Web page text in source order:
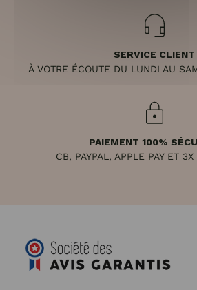
SERVICE CLIENT
À VOTRE ÉCOUTE DU LUNDI AU
PAIEMENT 100%
CB, PAYPAL, APPLE PAY ET